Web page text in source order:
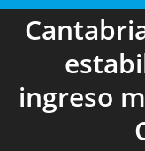
ingreso